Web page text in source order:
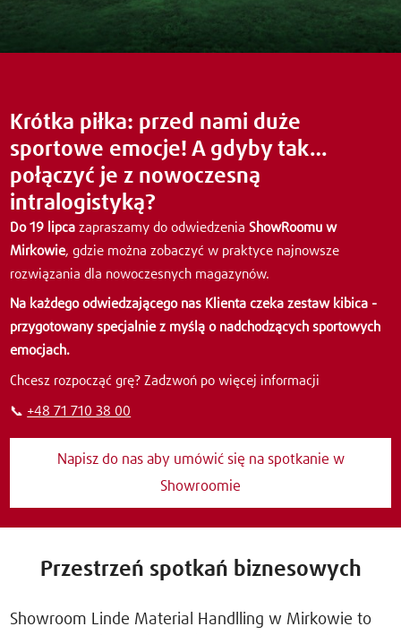
Krótka piłka: przed nami duże
sportowe emocje! A gdyby tak…
połączyć je z nowoczesną
intralogistyką?
Do 19 lipca zapraszamy do odwiedzeniaShowRoomu w
Mirkowie, gdzie można zobaczyć w praktyce najnowsze
rozwiązania dla nowoczesnych magazynów.
Na każdego odwiedzającego nas Klienta czeka zestaw kibica -
przygotowany specjalnie z myślą o nadchodzących sportowych
emocjach.
Chcesz rozpocząć grę? Zadzwoń po więcej informacji
📞 +48 71 710 38 00
Napisz do nas aby umówić się na spotkanie w
Showroomie
Przestrzeń spotkań biznesowych
Showroom Linde Material Handlling w Mirkowie to